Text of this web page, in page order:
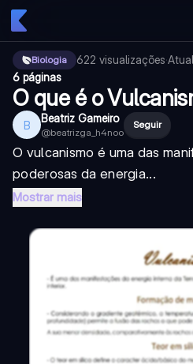
Biologia 622 visualizações·
6 páginas
O que é o
B Beatriz Gameiro
@beatrizga_h4noo
Seguir
O vulcanismo é uma das
poderosas da energia...
Mostrar mais